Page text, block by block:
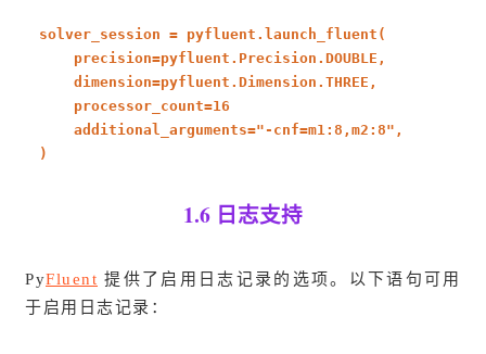
solver_session = pyfluent.launch_fluent(
precision=pyfluent.Precision.DOUBLE,
dimension=pyfluent.Dimension.THREE,
processor_count=16
additional_arguments="-cnf=m1:8,m2:8" ,
)
1.6 日志支持
PyFluent 提供了启用日志记录的选项。以下语句可用
于启用日志记录：